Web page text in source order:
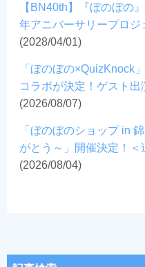
【BN40th】『ぼのぼの
年アニバーサリープロジ
(2028/04/01)
「ぼのぼの×QuizKnock
コラボが決定！ゲスト出
(2026/08/07)
「ぼのぼのショップ in
がとう～」開催決定！＜
(2026/08/04)